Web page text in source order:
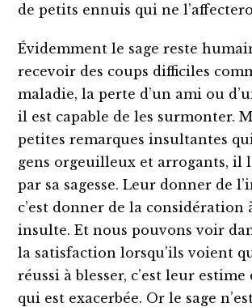
de petits ennuis qui ne
Évidemment le sage reste
recevoir des coups difficiles
maladie, la perte d’un ami ou
il est capable de les surmonter.
petites remarques insultantes
gens orgeuilleux et arrogants, il
par sa sagesse. Leur donner de
c’est donner de la considération
insulte. Et nous pouvons voir
la satisfaction lorsqu’ils voient
réussi à blesser, c’est leur estime
qui est exacerbée. Or le sage